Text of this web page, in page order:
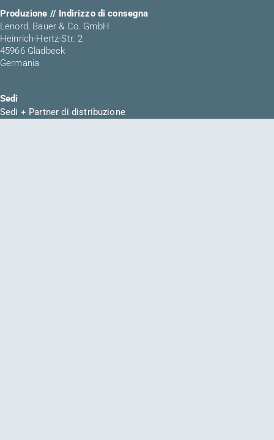
Produzione // Indirizzo di consegna
Lenord, Bauer & Co. GmbH
Heinrich-Hertz-Str. 2
45966 Gladbeck
Germania
Sedi
Sedi + Partner di distribuzione